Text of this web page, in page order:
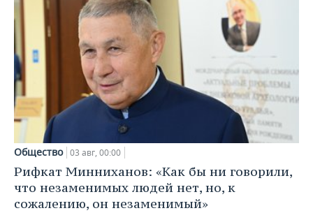
Общество 03 авг, 00:00
Рифкат Минниханов: «Как бы ни говорили,
что незаменимых людей нет, но, к
сожалению, он незаменимый»